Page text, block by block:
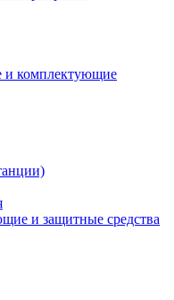
и комплектующие
и защитные средства